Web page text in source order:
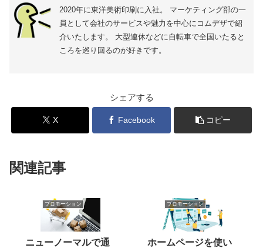
2020年に東洋美術印刷に入社。 マーケティング部の一
員として会社のサービスや魅力を中心にコムデザで紹
介いたします。 大型連休などに自転車で全国いたると
ころを巡り回るのが好きです。
シェアする
X Facebook コピー
関連記事
プロモーション
ニューノーマルで通
プロモーション
ホームページを使い